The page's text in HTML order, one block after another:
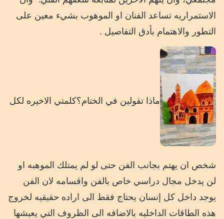
الاستمراريه تساعد الفنان او الموهوب بشيء معين على
التطور والاهتمام بأدق التفاصيل .
ماذا تقولين في الختام؟كلمتي الاخيره لكل
شخص ان يهتم بجانب الفن حتى لو لم يمتلك الموهبه او
لن يدخل مجال دراسي خاص بالفن واقسامه لان الفن
يوجد داخل كل إنسان يحتاج فقط الى اراده حقيقيه لخروج
هذه الطاقات الداخليه بالاضافه الى الظروف التي يعيشها